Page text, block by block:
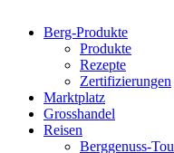
Berg-Produkte
Produkte
Rezepte
Zertifizierungen
Marktplatz
Grosshandel
Reisen
Berggenuss-